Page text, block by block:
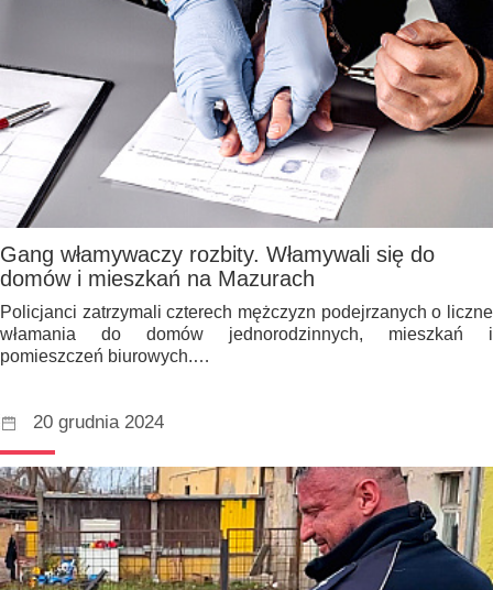
Gang włamywaczy rozbity. Włamywali się do
domów i mieszkań na Mazurach
Policjanci zatrzymali czterech mężczyzn podejrzanych o liczne
włamania do domów jednorodzinnych, mieszkań i
pomieszczeń biurowych.…
20 grudnia 2024